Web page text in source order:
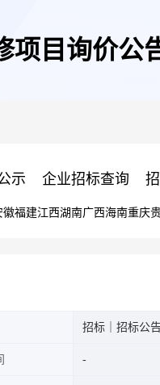
项目询价公
示 企业招标查询
徽福建江西湖南广西海南重庆
招标｜招标公